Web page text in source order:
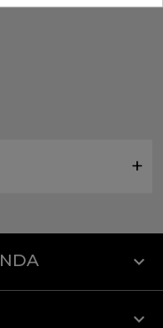
keyboard_arrow_down
